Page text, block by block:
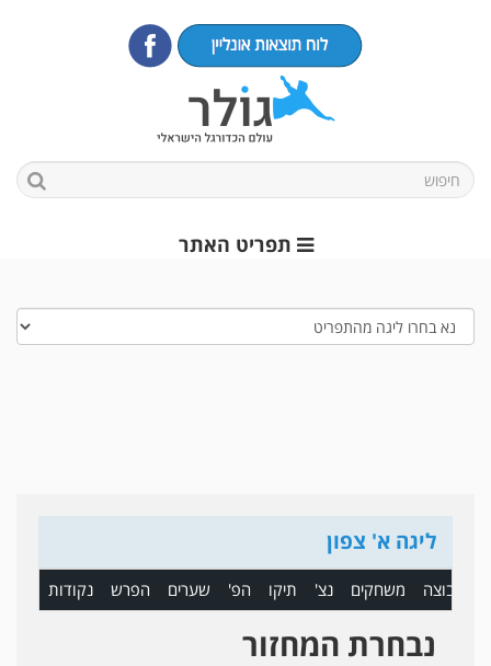
תפריט האתר
ליגה א' צפון
קבוצה משחקים נצ' תיקו הפ' שערים הפרש נקודות
נבחרת המחזור